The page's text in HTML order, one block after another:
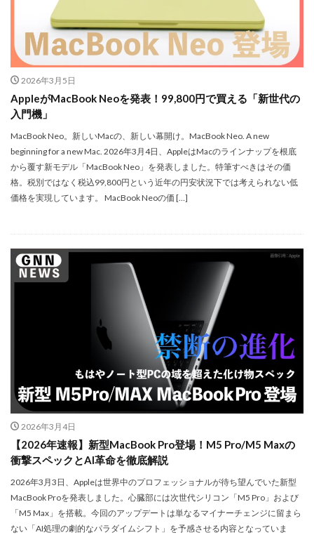
2026年3月5日
AppleがMacBook Neoを発表！99,800円で買える「新世代の
入門機」
MacBook Neo。新しいMacの、新しい幕開け。MacBook Neo. A new
beginning for a new Mac. 2026年3月4日、AppleはMacのラインナップを根底
から覆す新モデル「MacBook Neo」を発表しました。特筆すべきはその価
格。税別ではなく税込99,800円という近年の円安状況下では考えられない低
価格を実現しています。 MacBook Neoの価 […]
2026年3月4日
【2026年速報】新型MacBook Pro登場！M5 Pro/M5 Maxの
衝撃スペックとAI革命を徹底解説
2026年3月3日、Appleは世界中のプロフェッショナルが待ち望んでいた新型
MacBook Proを発表しました。心臓部には次世代シリコン「M5 Pro」および
「M5 Max」を搭載。今回のアップデートは単なるマイナーチェンジに留まら
ない「AI処理の劇的なパラダイムシフト」を予感させる内容となっていま
cpplus2026
DJI FLIP
DJI Matrice 4 シリーズ
DJI Mini 5 Pro
dji ミラーレスカメラ
DJI 新型 DMA
EOS C50
EOS R1
EOS R5 MarkⅡ
EOS R6 Mark Ⅲ
EOS R6 MarkⅢ
EOS R8 Mark II
FE 24-200mm F2.8-4.5G OSS
FE 400-800mm F6.3-8 G
FE 50-105mm F2.8 G
FE 85mm F1.4 GM II
FE16mm F1.8 G
FE400-800mm F6.3-8 G
FRB
FX
FX5 Galaxy S24
GalaxyＳ25
GooglePixel
GPT-5.6
Hasselblad
Hasselblad X2D II 100C
iMac
iOS 17.3.1
iOS 27
iPad iPad mini
iPad Pro 2024
iPhone 14 Plus
iPhone 14 Pro
iPhone 14 Pro Max
iPhone 18 Pro 機密情報流出
iPhone 2024
iPhone 2025
iPhone 2026
iPhone 22026
iPhone Air 価格
iPhone カメラ
iPhone マイナンバーカード
iPhone 予約日
iPhone14
iPhone16
iPhone16E
iPhone16Pro
iPhone17
iPhone17 Air
iPhone17 Air 発売日
iPhone17 Pro